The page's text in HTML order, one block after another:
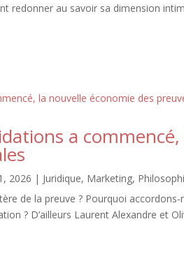
redonner au savoir sa dimension
a
2026 | Juridique, Marketing,
de la preuve ? Pourquoi
? D’ailleurs Laurent Alexandre et